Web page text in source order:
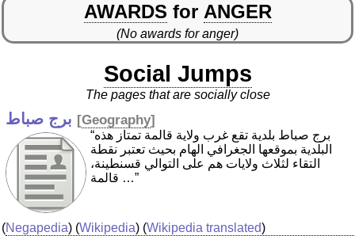
AWARDS for ANGER
(No awards for anger)
Social Jumps
The pages that are socially close
برج صباط [Geography]
“برج صباط بلدية تقع غرب ولاية قالمة تمتاز هذه
البلدية بموقعها الجغرافي الهام بحيث تعتبر نقطة
التقاء لثلاث ولايات هم على التوالي قسنطينة،
قالمة …”
(Negapedia) (Wikipedia) (Wikipedia translated)